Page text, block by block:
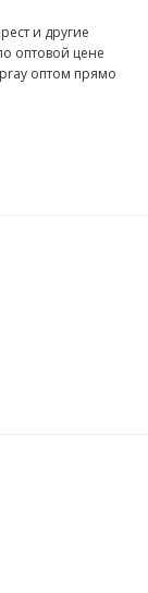
и другие
оптовой цене
оптом прямо